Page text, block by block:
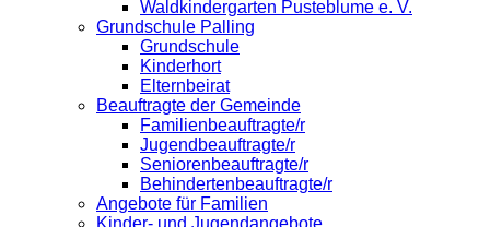
Waldkindergarten Pusteblume e. V.
Grundschule Palling
Grundschule
Kinderhort
Elternbeirat
Beauftragte der Gemeinde
Familienbeauftragte/r
Jugendbeauftragte/r
Seniorenbeauftragte/r
Behindertenbeauftragte/r
Angebote für Familien
Kinder- und Jugendangebote